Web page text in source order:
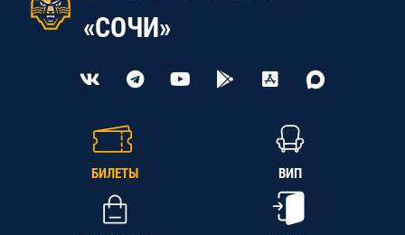
«СОЧИ»
БИЛЕТЫ ВИП